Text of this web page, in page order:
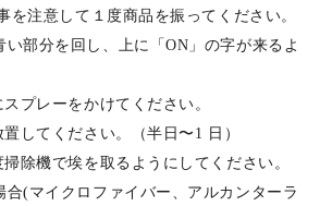
を注意して１度商品を振ってください。
い部分を回し、上に「ON」の字が来るよ
プレーをかけてください。
してください。（半日〜1 日）
除機で埃を取るようにしてください。
(マイクロファイバー、アルカンターラ